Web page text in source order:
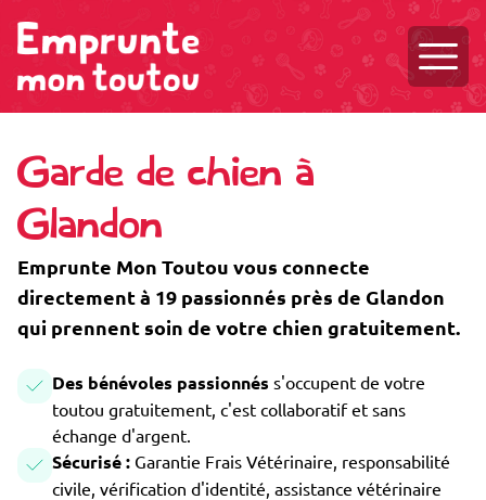
Garde de chien à
Glandon
Emprunte Mon Toutou vous connecte
directement à 19 passionnés près de Glandon
qui prennent soin de votre chien gratuitement.
Des bénévoles passionnés s'occupent de votre
toutou gratuitement, c'est collaboratif et sans
échange d'argent.
Sécurisé : Garantie Frais Vétérinaire, responsabilité
civile, vérification d'identité, assistance vétérinaire